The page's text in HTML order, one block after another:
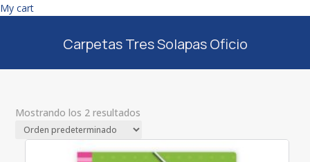
My cart
Carpetas Tres Solapas Oficio
Mostrando los 2 resultados